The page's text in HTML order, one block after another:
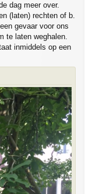
dag meer over.
(laten) rechten of b.
gevaar voor ons
te laten weghalen.
inmiddels op een